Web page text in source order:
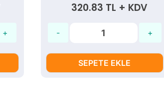
320.83 TL + KDV
SEPETE EKLE